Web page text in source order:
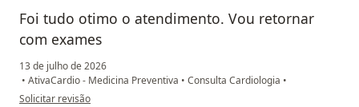
Foi tudo otimo o atendimento. Vou retornar
com exames
13 de julho de 2026
• AtivaCardio - Medicina Preventiva • Consulta Cardiologia •
na opinião do utilizador Ney Alves
Solicitar revisão